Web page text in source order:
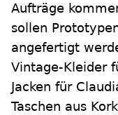
Aufträge
sollen
angefertigt
Vintage-Kleider
Jacken für
Taschen aus